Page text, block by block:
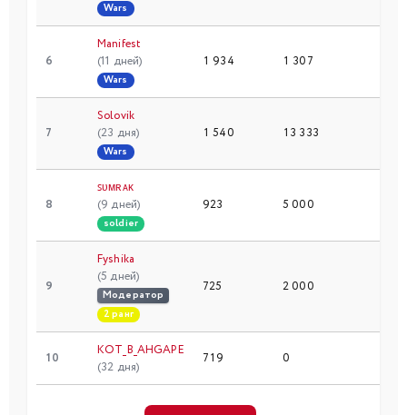
Wars
6
Manifest
(11 дней)
Wars
1 934 1 307
7
Solovik
(23 дня)
Wars
1 540 13 333
8
ꜱᴜᴍʀᴀᴋ
(9 дней)
soldier
923 5 000
9
Fyshika
(5 дней)
Модератор
2 ранг
725 2 000
10
KOT_B_AHGAPE
(32 дня)
719 0